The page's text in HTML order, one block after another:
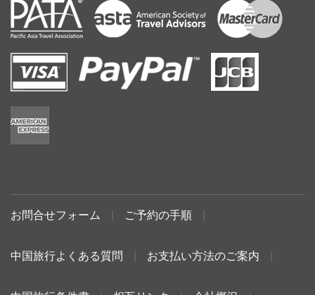
お問合せフォーム ご予約の手順
中国旅行よくある質問 お支払い方法のご案内